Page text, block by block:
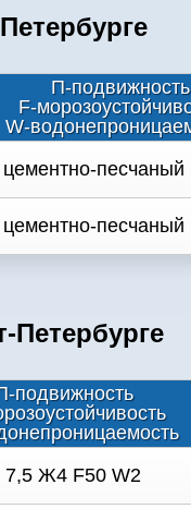
П-подвижность
F-
W-
Петербурге
подвижность
7,5 Ж4 F50 W2